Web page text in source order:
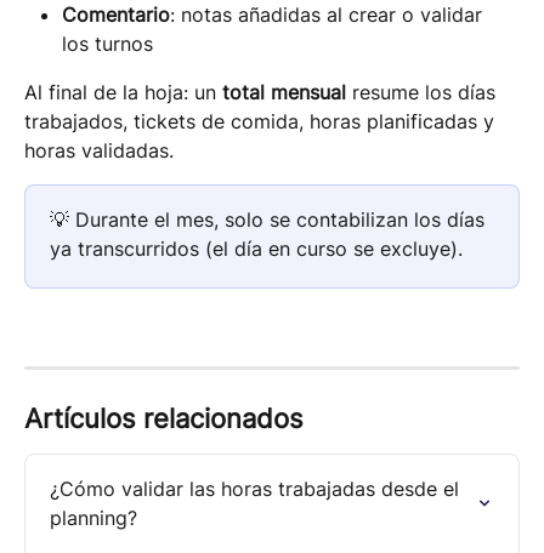
Comentario: notas añadidas al crear o validar
los turnos
Al final de la hoja: un total mensual resume los días
trabajados, tickets de comida, horas planificadas y
horas validadas.
💡 Durante el mes, solo se contabilizan los días
ya transcurridos (el día en curso se excluye).
Artículos relacionados
¿Cómo validar las horas trabajadas desde el
planning?